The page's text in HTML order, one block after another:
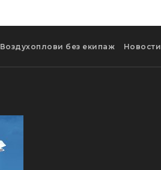
Воздухоплови без екипаж Новости